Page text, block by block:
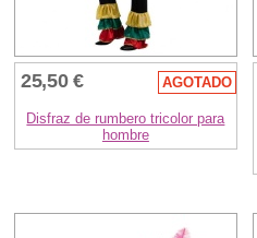
25,50 € AGOTADO
Disfraz de rumbero tricolor para
hombre